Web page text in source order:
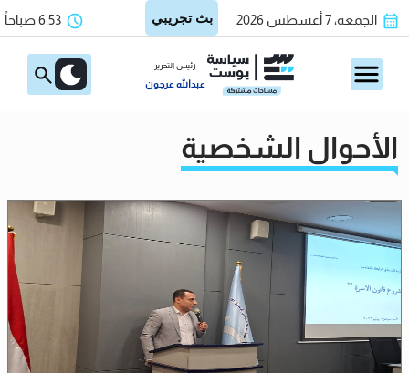
الجمعة، 7 أغسطس 2026 6:53 صباحاً
رئيس التحرير
عبدالله عرجون
الأحوال الشخصية